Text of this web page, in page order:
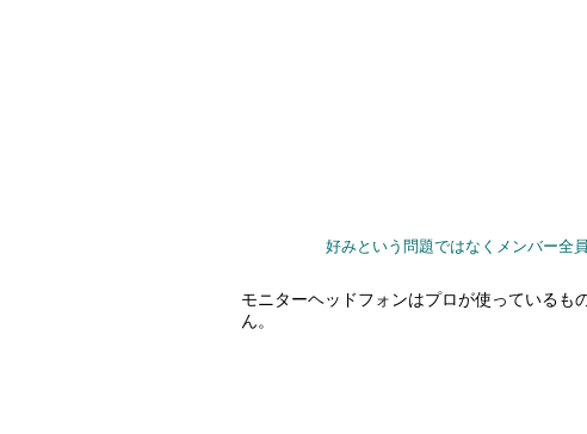
好みという問題ではなくメンバー全
モニターヘッドフォンはプロが使っているも
ん。